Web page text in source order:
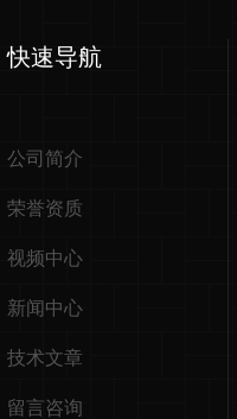
快速导航
公司简介
荣誉资质
视频中心
新闻中心
技术文章
留言咨询